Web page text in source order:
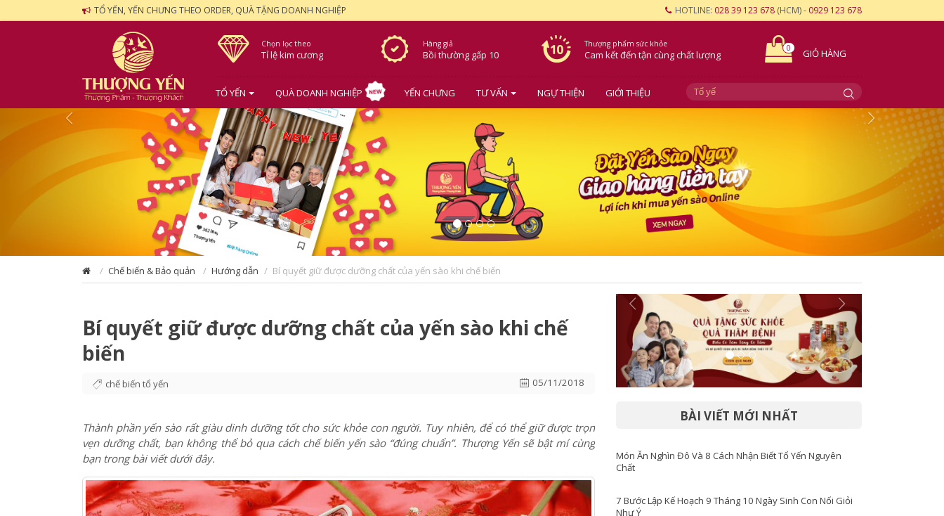
TỔ YẾN, YẾN CHƯNG THEO ORDER, QUÀ TẶNG DOANH NGHIỆP HOTLINE: 028 39 123 678 (HCM) - 0929 123 678
Chọn lọc theo
Tỉ lệ kim cương
Hàng giả
Bồi thường gấp 10
Thượng phẩm sức khỏe
Cam kếtđến tận cùngchất lượng GIỎ HÀNG
0
TỔ YẾN QUÀ DOANH NGHIỆP YẾN CHƯNG TƯ VẤN NGỰ THIỆN GIỚI THIỆU
Chế biến & Bảo quản Hướng dẫn Bí quyết giữ được dưỡng chất của yến sào khi chế biến
Bí quyết giữ được dưỡng chất của yến sào khi chế
chế biến tổ yến 05/11/2018
Thành phần yến sào rất giàu dinh dưỡng tốt cho sức khỏe con người. Tuy nhiên, để có thể giữ được trọn
vẹn dưỡng chất, bạn không thể bỏ qua cách chế biến yến sào “đúng chuẩn”. Thượng Yến sẽ bật mí cùng
bạn trong bài viết dưới đây.
Món Ăn Nghìn Đô Và 8 Cách Nhận Biết Tổ Yến Nguyên